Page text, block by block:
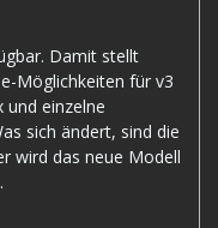
Damit stellt
Möglichkeiten für v3
und einzelne
sich ändert, sind die
wird das neue Modell